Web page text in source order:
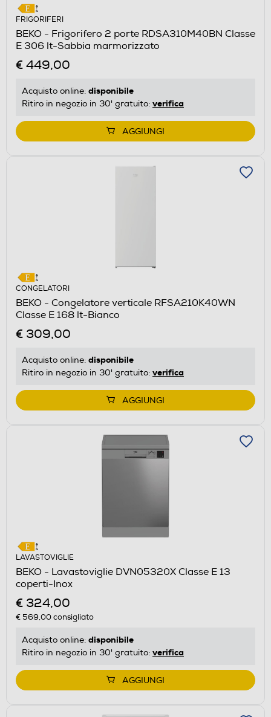
FRIGORIFERI
BEKO - Frigorifero 2 porte RDSA310M40BN Classe
E 306 lt-Sabbia marmorizzato
€ 449,00
Acquisto online: disponibile
Ritiro in negozio in 30' gratuito: verifica
AGGIUNGI
CONGELATORI
BEKO - Congelatore verticale RFSA210K40WN
Classe E 168 lt-Bianco
€ 309,00
Acquisto online: disponibile
Ritiro in negozio in 30' gratuito: verifica
AGGIUNGI
LAVASTOVIGLIE
BEKO - Lavastoviglie DVN05320X Classe E 13
coperti-Inox
€ 324,00
€ 569,00consigliato
Acquisto online: disponibile
Ritiro in negozio in 30' gratuito: verifica
AGGIUNGI